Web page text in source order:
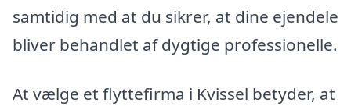
samtidig med at du sikrer, at dine ejendele
bliver behandlet af dygtige professionelle.
At vælge et flyttefirma i Kvissel betyder, at